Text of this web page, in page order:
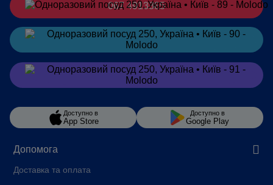
Допомога
Доставка та оплата
067 4913385
Замовити в Telegram
Замовитив Viber
Доступно в
App Store
Доступно в
Google Play